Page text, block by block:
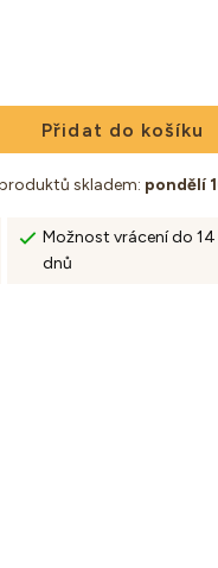
Přidat do košíku
skladem: pondělí
Možnost vrácení do 14
dnů